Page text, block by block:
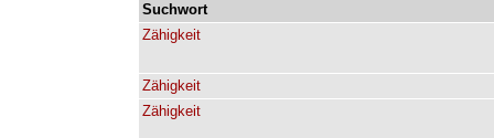
Suchwort
Zähigkeit
Zähigkeit
Zähigkeit